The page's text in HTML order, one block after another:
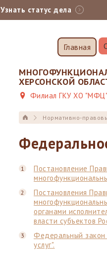
Узнать статус дела
Главная
ХЕРСОНСКОЙ
Филиал ГКУ ХО "МФЦ"
Нормативно-
Постановление
Постановления
органами
власти субъектов
Федеральный закон
услуг".